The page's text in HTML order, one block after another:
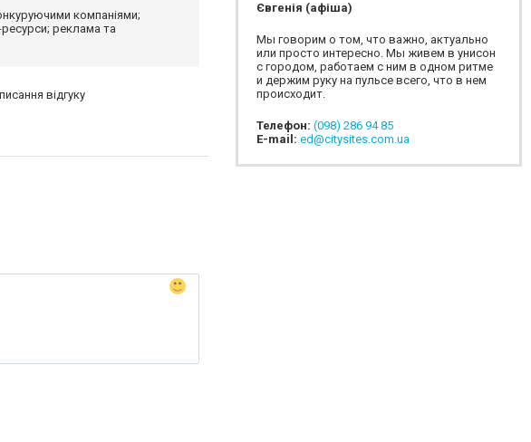
компаніями;
ресурси; реклама та
відгуку
Євгенія (афіша)
Мы говорим о том, что важно, актуально
или просто интересно. Мы живем в унисон
с городом, работаем с ним в одном ритме
и держим руку на пульсе всего, что в нем
происходит.
Телефон: (098) 286 94 85
E-mail: ed@citysites.com.ua